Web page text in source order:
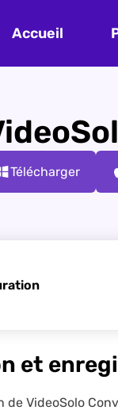
Accueil
Télécharger
et
de VideoSolo